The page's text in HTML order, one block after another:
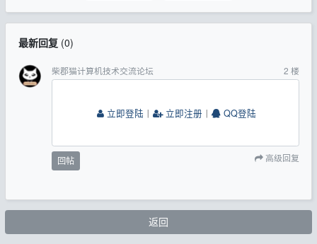
最新回复(0)
柴郡猫计算机技术交流论坛 2 楼
立即登陆 丨 立即注册 丨 QQ登陆
回帖 高级回复
返回